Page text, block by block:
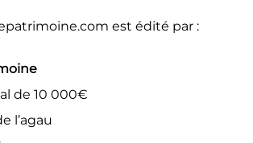
est édité par :
de 10 000€
l’agau